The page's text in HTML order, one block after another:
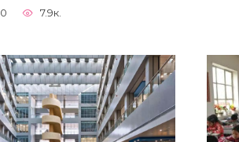
0 7.9к.